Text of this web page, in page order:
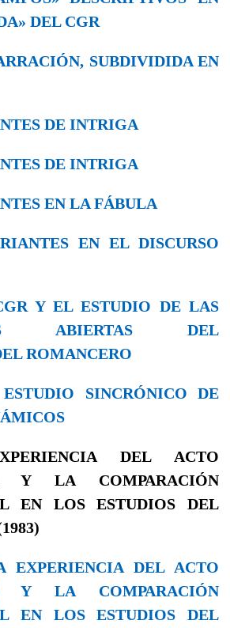
DEL CGR
SUBDIVIDIDA EN
DE INTRIGA
DE INTRIGA
EN LΑ FÁBULA
EN EL DISCURSO
Y EL ESTUDIO DE LAS
ABIERTAS DEL
ROMANCERO
SINCRÓNICO DE
DEL ACTO
Y LA COΜΡΑRACΙÓΝ
EN LOS ESTUDIOS DEL
DEL ACTO
Y LA COΜΡΑRACΙÓΝ
EN LOS ESTUDIOS DEL